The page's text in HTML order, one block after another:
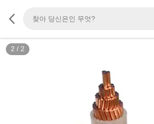
2 / 2